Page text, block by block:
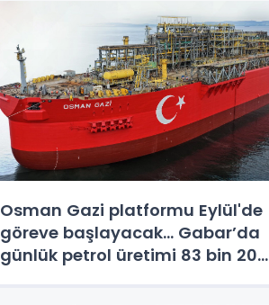
Osman Gazi platformu Eylül'de
göreve başlayacak... Gabar’da
günlük petrol üretimi 83 bin 200